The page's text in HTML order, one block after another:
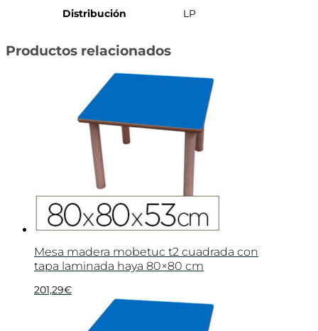
Distribución LP
Productos relacionados
Mesa madera mobetuc t2 cuadrada con
tapa laminada haya 80×80 cm
201,29€